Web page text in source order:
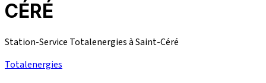
CÉRÉ
Station-Service Totalenergies à Saint-Céré
Totalenergies